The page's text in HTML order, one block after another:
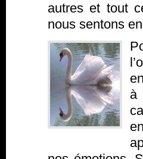
autres et tout
nous sentons
à